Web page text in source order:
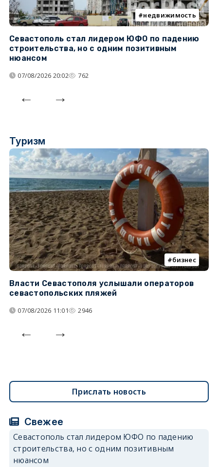
недвижимость
Севастополь стал лидером ЮФО по падению
строительства, но с одним позитивным
нюансом
07/08/2026 20:02 762
Туризм
бизнес
Власти Севастополя услышали операторов
севастопольских пляжей
07/08/2026 11:01 2946
Прислать новость
Свежее
Севастополь стал лидером ЮФО по падению
строительства, но с одним позитивным
нюансом